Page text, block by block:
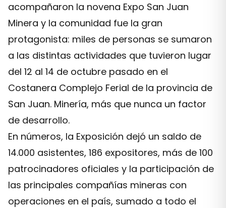
acompañaron la novena Expo San Juan
Minera y la comunidad fue la gran
protagonista: miles de personas se sumaron
a las distintas actividades que tuvieron lugar
del 12 al 14 de octubre pasado en el
Costanera Complejo Ferial de la provincia de
San Juan. Minería, más que nunca un factor
de desarrollo.
En números, la Exposición dejó un saldo de
14.000 asistentes, 186 expositores, más de 100
patrocinadores oficiales y la participación de
las principales compañías mineras con
operaciones en el país, sumado a todo el